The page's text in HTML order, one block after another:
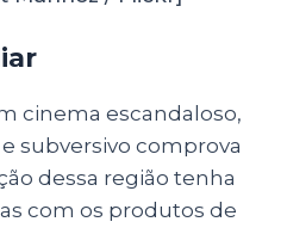
cinema escandaloso,
subversivo comprova
dessa região tenha
com os produtos de